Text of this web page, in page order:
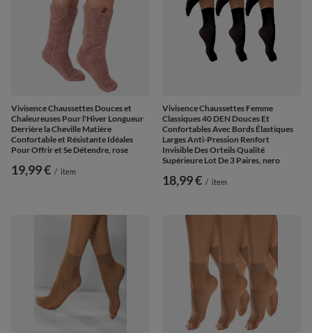
Vivisence Chaussettes Douces et
Chaleureuses Pour l'Hiver Longueur
Derrière la Cheville Matière
Confortable et Résistante Idéales
Pour Offrir et Se Détendre, rose
19,99 € / item
Vivisence Chaussettes Femme
Classiques 40 DEN Douces Et
Confortables Avec Bords Élastiques
Larges Anti-Pression Renfort
Invisible Des Orteils Qualité
Supérieure Lot De 3 Paires, nero
18,99 € / item